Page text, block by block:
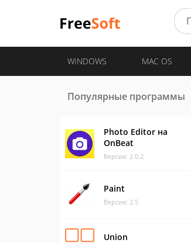
WINDOWS MAC OS
Популярные программы
Photo Editor на
OnBeat
Версия: 2.0.2
Paint
Версия: 2.5
Union